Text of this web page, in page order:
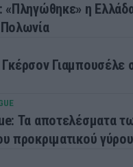
«Πληγώθηκε» η
Γιαμπουσέλε
Τα αποτελέσματα
προκριματικού γύρου